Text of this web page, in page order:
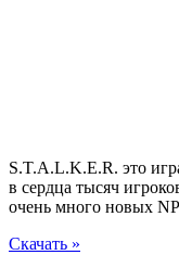
S.T.A.L.K.E.R. это
в сердца тысяч
очень много новых
Скачать »